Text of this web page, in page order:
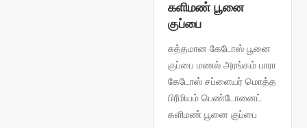
களிமண் பூனை
குப்பை
சுத்தமான கேடோஸ் பூனை
குப்பை மணல் அரங்கம் பாரா
கேடோஸ் சப்ளையர் மொத்த
பிரீமியம் பெண்டோனைட்
களிமண் பூனை குப்பை